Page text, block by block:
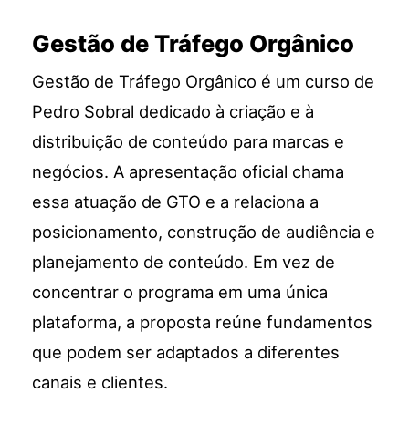
Gestão de Tráfego Orgânico
Gestão de Tráfego Orgânico é um curso de
Pedro Sobral dedicado à criação e à
distribuição de conteúdo para marcas e
negócios. A apresentação oficial chama
essa atuação de GTO e a relaciona a
posicionamento, construção de audiência e
planejamento de conteúdo. Em vez de
concentrar o programa em uma única
plataforma, a proposta reúne fundamentos
que podem ser adaptados a diferentes
canais e clientes.